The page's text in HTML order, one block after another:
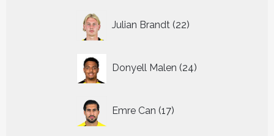
Julian Brandt 22
producten
Donyell Malen 24
producten
Emre Can 17
producten